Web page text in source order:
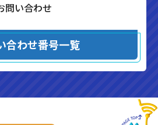
問い合わせ
合わせ番号一覧